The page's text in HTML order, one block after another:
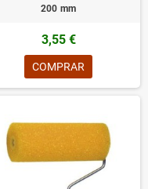
200 mm
3,55 €
COMPRAR